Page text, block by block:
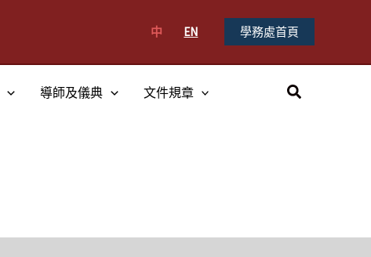
中 EN 學務處首頁
導師及儀典 文件規章
搜